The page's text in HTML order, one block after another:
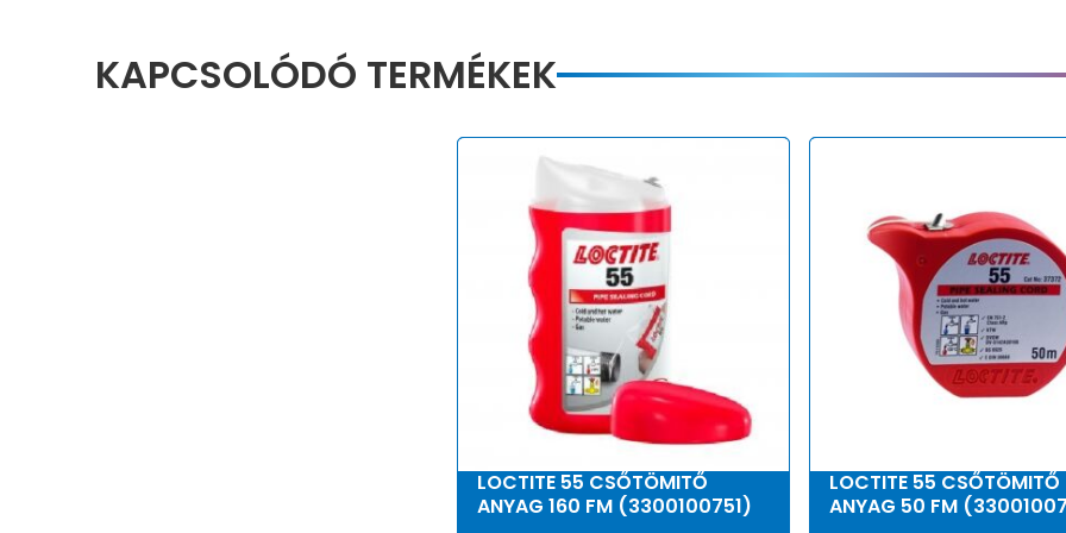
KAPCSOLÓDÓ TERMÉKEK
LOCTITE 55 CSŐTÖMITŐ
ANYAG 160 FM (3300100751)
LOCTITE 55 CSŐTÖMITŐ
ANYAG 50 FM